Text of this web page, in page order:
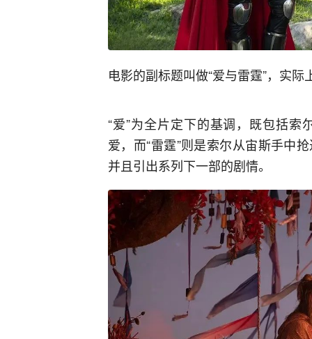
电影的副标题叫做“爱与雷霆”，实
“爱”为全片定下的基调，既包括
爱，而“雷霆”则是索尔从宙斯手中
并且引出系列下一部的剧情。